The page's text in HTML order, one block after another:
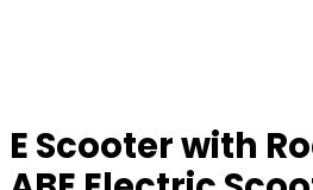
E Scooter with